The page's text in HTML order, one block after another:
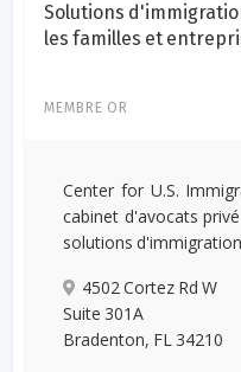
Solutions
les familles et
MEMBRE OR
Center for U.S.
cabinet d'avocats
solutions
4502 Cortez Rd W
Suite 301A
Bradenton, FL 34210